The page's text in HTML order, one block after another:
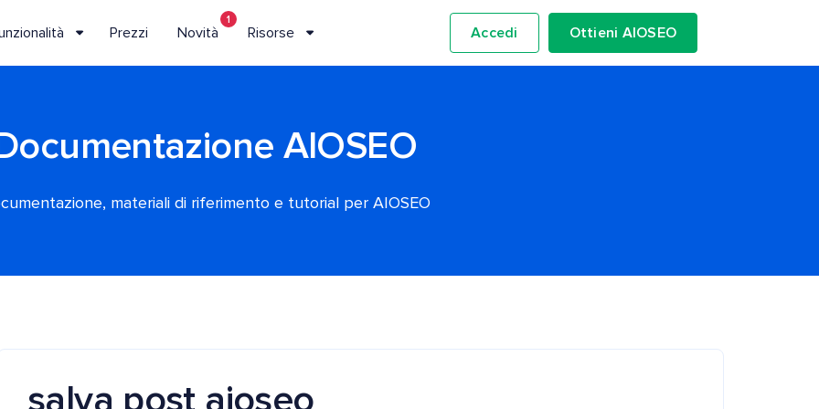
Prezzi Novità
1
Risorse Accedi Ottieni AIOSEO
Documentazione AIOSEO
materiali di riferimento e tutorial per AIOSEO
salva post aioseo